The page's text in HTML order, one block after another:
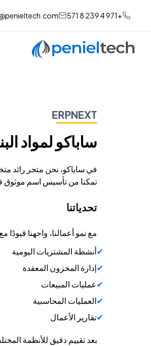
+971 4 239 8 571
ERPNEXT
ساباكو لمواد
في ساباكو، نحن متجر رائد
تمكنا من تأسيس اسم
تحدياتنا
مع نمو أعمالنا، واجهنا قيودًا مع
أنشطة المشتريات اليومية
إدارة المخزون المعقدة
عمليات المبيعات
العمليات المحاسبية
تقارير الأعمال
بعد تقييم دقيق للأنظمة